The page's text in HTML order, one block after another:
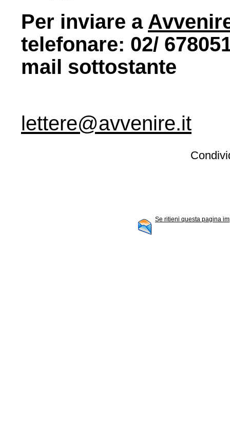
Per inviare a
telefonare: 02/
mail sottostante
lettere@avvenire.it
Se ritieni questa pagina